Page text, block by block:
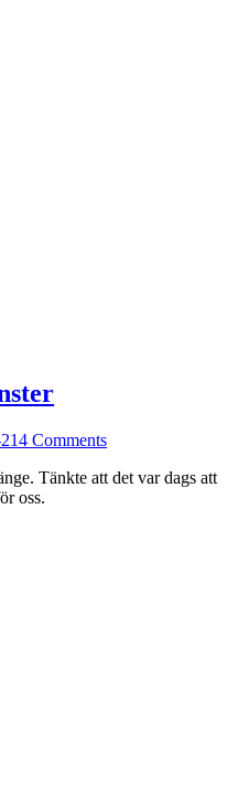
4 Comments
Tänkte att det var dags att
oss.